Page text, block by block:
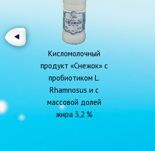
Кисломолочный
продукт «Снежок» с
пробиотиком L.
Rhamnosus и с
массовой долей
жира 3,2 %